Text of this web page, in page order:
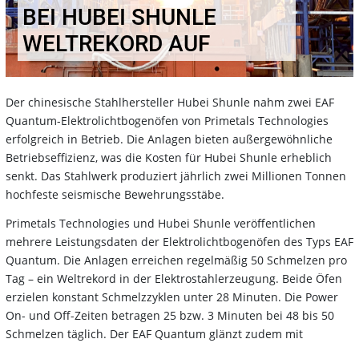
BEI HUBEI SHUNLE
WELTREKORD AUF
Der chinesische Stahlhersteller Hubei Shunle nahm zwei EAF
Quantum-Elektrolichtbogenöfen von Primetals Technologies
erfolgreich in Betrieb. Die Anlagen bieten außergewöhnliche
Betriebseffizienz, was die Kosten für Hubei Shunle erheblich
senkt. Das Stahlwerk produziert jährlich zwei Millionen Tonnen
hochfeste seismische Bewehrungsstäbe.
Primetals Technologies und Hubei Shunle veröffentlichen
mehrere Leistungsdaten der Elektrolichtbogenöfen des Typs EAF
Quantum. Die Anlagen erreichen regelmäßig 50 Schmelzen pro
Tag – ein Weltrekord in der Elektrostahlerzeugung. Beide Öfen
erzielen konstant Schmelzzyklen unter 28 Minuten. Die Power
On- und Off-Zeiten betragen 25 bzw. 3 Minuten bei 48 bis 50
Schmelzen täglich. Der EAF Quantum glänzt zudem mit